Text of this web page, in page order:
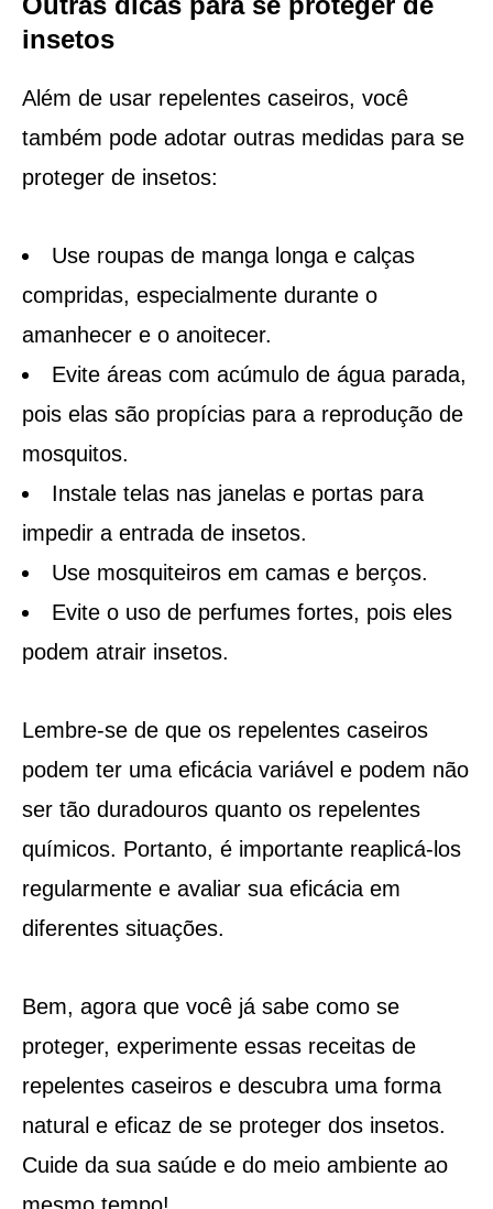
insetos
Além de usar repelentes caseiros, você
também pode adotar outras medidas para se
proteger de insetos:
Use roupas de manga longa e calças
compridas, especialmente durante o
amanhecer e o anoitecer.
Evite áreas com acúmulo de água parada,
pois elas são propícias para a reprodução de
mosquitos.
Instale telas nas janelas e portas para
impedir a entrada de insetos.
Use mosquiteiros em camas e berços.
Evite o uso de perfumes fortes, pois eles
podem atrair insetos.
Lembre-se de que os repelentes caseiros
podem ter uma eficácia variável e podem não
ser tão duradouros quanto os repelentes
químicos. Portanto, é importante reaplicá-los
regularmente e avaliar sua eficácia em
diferentes situações.
Bem, agora que você já sabe como se
proteger, experimente essas receitas de
repelentes caseiros e descubra uma forma
natural e eficaz de se proteger dos insetos.
Cuide da sua saúde e do meio ambiente ao